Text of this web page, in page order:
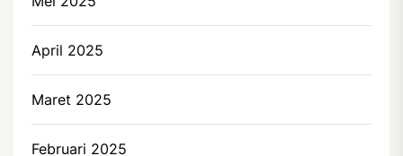
April 2025
Maret 2025
Februari 2025